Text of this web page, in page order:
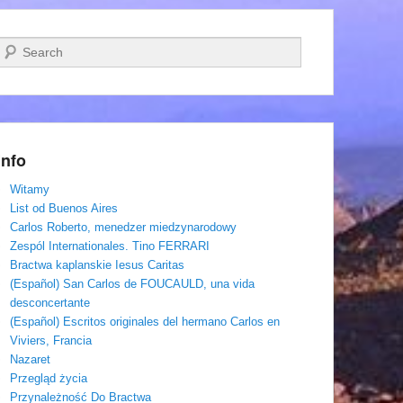
Szukaj
Witamy
List od Buenos Aires
Carlos Roberto, menedzer miedzynarodowy
Zespól Internationales. Tino FERRARI
Bractwa kaplanskie Iesus Caritas
(Español) San Carlos de FOUCAULD, una vida
desconcertante
(Español) Escritos originales del hermano Carlos en
Viviers, Francia
Nazaret
Przegląd życia
Przynależność Do Bractwa